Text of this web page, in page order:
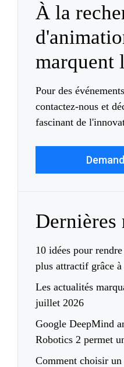
À la
marquent
Pour des
contactez-nous et
fascinant de
Dernières
10 idées pour
plus attractif grâce
Les actualités
juillet 2026
Google DeepMind
Robotics 2 permet
Comment choisir